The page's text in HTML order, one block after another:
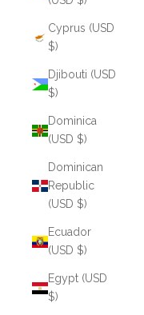
Cyprus (USD
$)
Djibouti (USD
$)
Dominica
(USD $)
Dominican
Republic
(USD $)
Ecuador
(USD $)
Egypt (USD
$)